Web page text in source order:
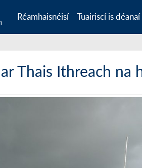
Réamhaisnéisí Tuairiscí is déanaí
Thais Ithreach na